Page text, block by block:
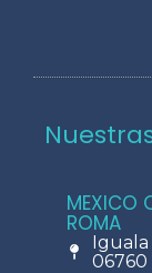
MEXICO
ROMA
Iguala
06760